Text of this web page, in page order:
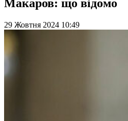
Макаров: що відомо
29 Жовтня 2024 10:49